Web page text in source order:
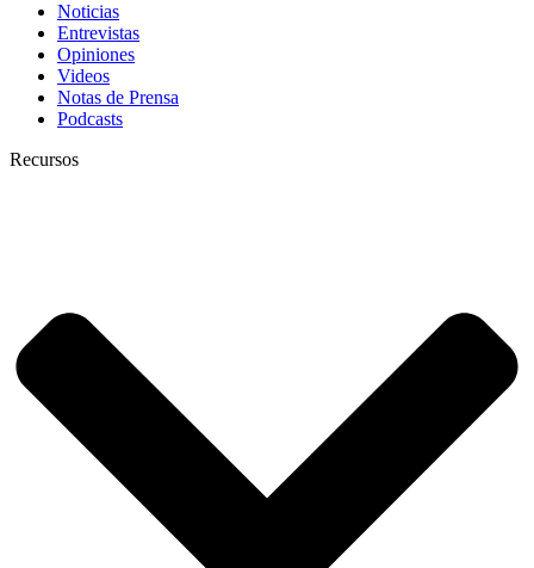
Noticias
Entrevistas
Opiniones
Videos
Notas de Prensa
Podcasts
Recursos